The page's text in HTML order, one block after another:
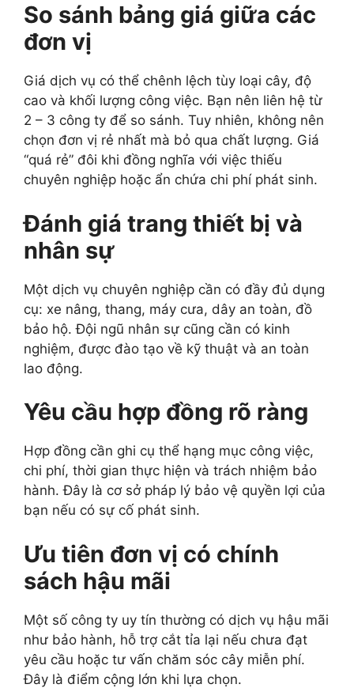
So sánh bảng giá giữa các
đơn vị
Giá dịch vụ có thể chênh lệch tùy loại cây, độ
cao và khối lượng công việc. Bạn nên liên hệ từ
2 – 3 công ty để so sánh. Tuy nhiên, không nên
chọn đơn vị rẻ nhất mà bỏ qua chất lượng. Giá
“quá rẻ” đôi khi đồng nghĩa với việc thiếu
chuyên nghiệp hoặc ẩn chứa chi phí phát sinh.
Đánh giá trang thiết bị và
nhân sự
Một dịch vụ chuyên nghiệp cần có đầy đủ dụng
cụ: xe nâng, thang, máy cưa, dây an toàn, đồ
bảo hộ. Đội ngũ nhân sự cũng cần có kinh
nghiệm, được đào tạo về kỹ thuật và an toàn
lao động.
Yêu cầu hợp đồng rõ ràng
Hợp đồng cần ghi cụ thể hạng mục công việc,
chi phí, thời gian thực hiện và trách nhiệm bảo
hành. Đây là cơ sở pháp lý bảo vệ quyền lợi của
bạn nếu có sự cố phát sinh.
Ưu tiên đơn vị có chính
sách hậu mãi
Một số công ty uy tín thường có dịch vụ hậu mãi
như bảo hành, hỗ trợ cắt tỉa lại nếu chưa đạt
yêu cầu hoặc tư vấn chăm sóc cây miễn phí.
Đây là điểm cộng lớn khi lựa chọn.